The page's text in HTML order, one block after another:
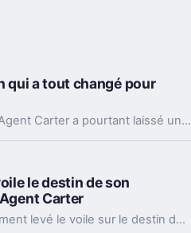
qui a tout changé pour
Annulée après deux saisons, Agent Carter a pourtant laissé une marque indélébile sur le MCU.
le destin de son
Carter
Chad Michael Murray a récemment levé le voile sur le destin de son personnage dans la série Marvel "Agent Carter". L’acteur partage ainsi de nouveaux éléments sur le parcours et l’évolution de ce rôle marquant auprès des fans.